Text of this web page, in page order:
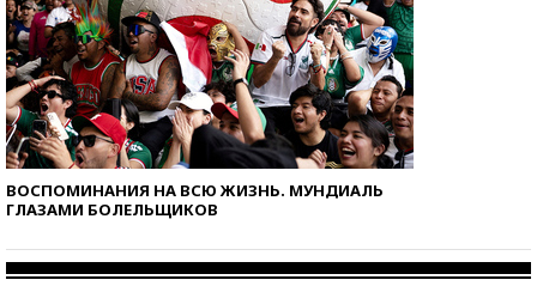
ВОСПОМИНАНИЯ НА ВСЮ ЖИЗНЬ. МУНДИАЛЬ
ГЛАЗАМИ БОЛЕЛЬЩИКОВ